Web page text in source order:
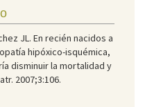
JL. En recién nacidos a
hipóxico-isquémica,
disminuir la mortalidad y
2007;3:106.